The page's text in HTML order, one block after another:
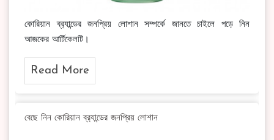
কোরিয়ান ব্র‍্যান্ডের জনপ্রিয় লোশান সম্পর্কে জানতে চাইলে পড়ে নিন
আজকের আর্টিকেলটি।
Read More
বেছে নিন কোরিয়ান ব্র‍্যান্ডের জনপ্রিয় লোশান